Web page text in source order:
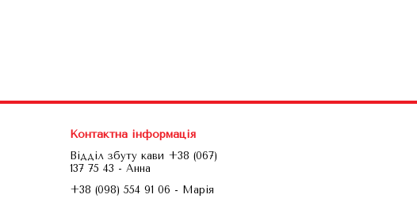
Контактна інформація
Відділ збуту кави +38 (067)
137 75 43 - Анна
+38 (098) 554 91 06 - Марія